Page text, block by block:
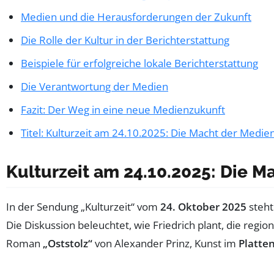
Medien und die Herausforderungen der Zukunft
Die Rolle der Kultur in der Berichterstattung
Beispiele für erfolgreiche lokale Berichterstattung
Die Verantwortung der Medien
Fazit: Der Weg in eine neue Medienzukunft
Titel: Kulturzeit am 24.10.2025: Die Macht der
Kulturzeit am 24.10.2025: Die
In der Sendung „Kulturzeit“ vom 24. Oktober 2025
Die Diskussion beleuchtet, wie Friedrich plant, die
Roman „Oststolz“von Alexander Prinz, Kunst im